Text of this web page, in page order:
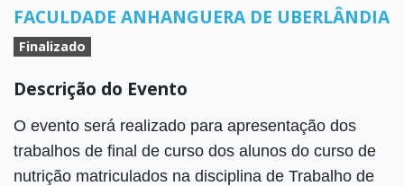
FACULDADE ANHANGUERA DE UBERLÂNDIA
Finalizado
Descrição do Evento
O evento será realizado para apresentação dos
trabalhos de final de curso dos alunos do curso de
nutrição matriculados na disciplina de Trabalho de